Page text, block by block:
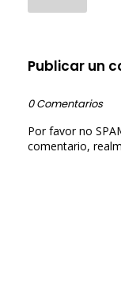
Publicar un
0 Comentarios
Por favor no
comentario,